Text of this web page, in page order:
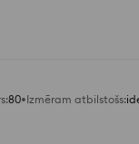
:80 Izmēram atbilstošs: